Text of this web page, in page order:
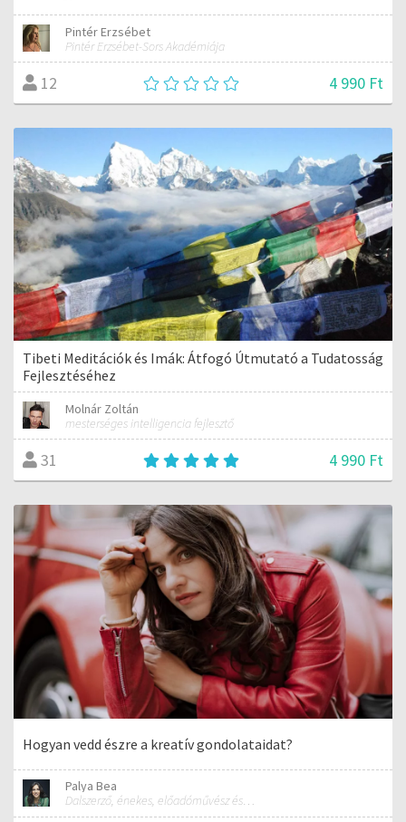
Pintér Erzsébet
Pintér Erzsébet-Sors Akadémiája
12 4 990 Ft
Tibeti Meditációk és Imák: Átfogó Útmutató a Tudatosság
Fejlesztéséhez
Molnár Zoltán
mesterséges intelligencia fejlesztő
31 4 990 Ft
Hogyan vedd észre a kreatív gondolataidat?
Palya Bea
Dalszerző, énekes, előadóművész és tréner